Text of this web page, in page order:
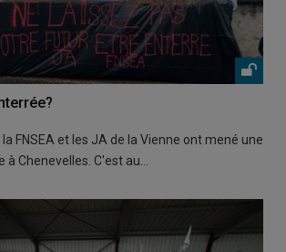
FNSEA et les JA de la Vienne ont mené une
à Chenevelles. C'est au…